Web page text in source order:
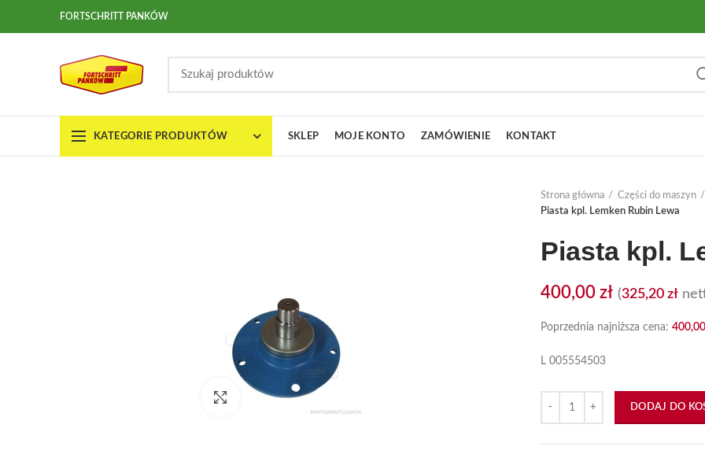
FORTSCHRITT PANKÓW
KATEGORIE PRODUKTÓW SKLEP MOJE KONTO ZAMÓWIENIE KONTAKT
Kliknij, aby powiększyć
Strona główna Części do maszyn
Piasta kpl. Lemken Rubin Lewa
Piasta kpl.
400,00 zł (325,20 zł
Poprzednia najniższa cena: 400,00
L 005554503
DODAJ DO